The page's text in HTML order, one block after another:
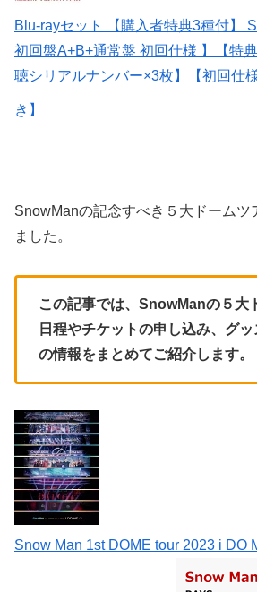
Blu-rayセット 【購入者特典3種付】
初回盤A+B+通常盤 初回仕様 】【特
聴シリアルナンバー×3枚】【初回仕
き】
SnowManの記念すべき５大ドームツ
ました。
この記事では、SnowManの５大
日程やチケットの申し込み、グ
の情報をまとめてご紹介します。
Snow Man 1st DOME tour 2023 i DO